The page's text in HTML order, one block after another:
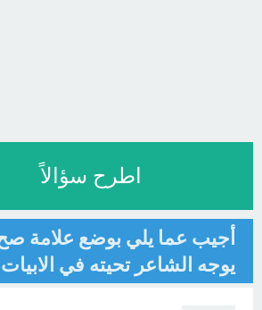
اطرح سؤالاً
أجيب عما يلي بوضع علامة صح
يوجه الشاعر تحيته في